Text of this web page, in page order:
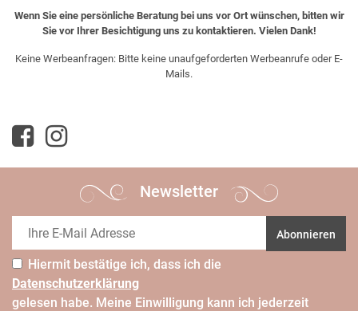
Wenn Sie eine persönliche Beratung bei uns vor Ort wünschen, bitten wir
Sie vor Ihrer Besichtigung uns zu kontaktieren. Vielen Dank!
Keine Werbeanfragen: Bitte keine unaufgeforderten Werbeanrufe oder E-
Mails.
Newsletter
Abonnieren
Hiermit bestätige ich, dass ich die
Daten­schutz­erklärung
gelesen habe. Meine Einwilligung kann ich jederzeit